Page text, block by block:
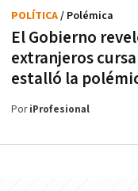
El Gobierno
extranjeros
estalló la
POLÍTICA/ Polémica
PoriProfesional